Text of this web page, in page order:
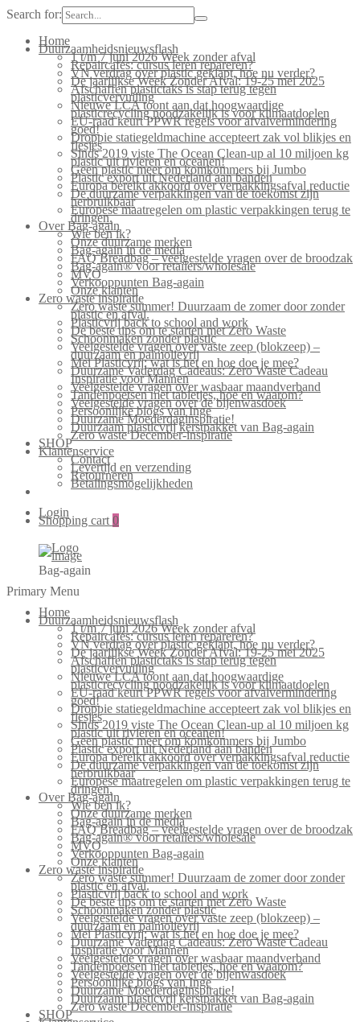
Search for:
Home
Duurzaamheidsnieuwsflash
1 t/m 7 juni 2026 Week zonder afval
Repaircafés: cursus leren repareren?
VN verdrag over plastic geklapt, hoe nu verder?
De jaarlijkse Week Zonder Afval: 19-25 mei 2025
Afschaffen plastictaks is stap terug tegen
plasticvervuiling
Nieuwe LCA toont aan dat hoogwaardige
plasticrecycling noodzakelijk is voor klimaatdoelen
EU-raad keurt PPWR regels voor afvalvermindering
goed!
Droppie statiegeldmachine accepteert zak vol blikjes en
flesjes
Sinds 2019 viste The Ocean Clean-up al 10 miljoen kg
plastic uit rivieren en oceanen!
Geen plastic meer om komkommers bij Jumbo
Plastic export uit Nederland aan banden
Europa bereikt akkoord over verpakkingsafval reductie
De duurzame verpakkingen van de toekomst zijn
herbruikbaar
Europese maatregelen om plastic verpakkingen terug te
dringen.
Over Bag-again
Wie ben ik?
Onze duurzame merken
Bag-again in de media
FAQ Breadbag – veelgestelde vragen over de broodzak
Bag-again® voor retailers/wholesale
MVO
Verkooppunten Bag-again
Onze klanten
Zero waste inspiratie
Zero waste summer! Duurzaam de zomer door zonder
plastic en afval.
Plasticvrij back to school and work
De beste tips om te starten met Zero Waste
Schoonmaken zonder plastic
Veelgestelde vragen over vaste zeep (blokzeep) –
duurzaam en palmolievrij
Mei Plasticvrij: wat is het en hoe doe je mee?
Duurzame Vaderdag Cadeaus: Zero Waste Cadeau
Inspiratie voor Mannen
Veelgestelde vragen over wasbaar maandverband
Tandenpoetsen met tabletjes, hoe en waarom?
Veelgestelde vragen over de bijenwasdoek
Persoonlijke blogs van Inge
Duurzame Moederdaginspiratie!
Duurzaam plasticvrij kerstpakket van Bag-again
Zero waste December-inspiratie
SHOP
Klantenservice
Contact
Levertijd en verzending
Retourneren
Betalingsmogelijkheden
Login
Shopping cart 0
Bag-again
Primary Menu
Home
Duurzaamheidsnieuwsflash
1 t/m 7 juni 2026 Week zonder afval
Repaircafés: cursus leren repareren?
VN verdrag over plastic geklapt, hoe nu verder?
De jaarlijkse Week Zonder Afval: 19-25 mei 2025
Afschaffen plastictaks is stap terug tegen
plasticvervuiling
Nieuwe LCA toont aan dat hoogwaardige
plasticrecycling noodzakelijk is voor klimaatdoelen
EU-raad keurt PPWR regels voor afvalvermindering
goed!
Droppie statiegeldmachine accepteert zak vol blikjes en
flesjes
Sinds 2019 viste The Ocean Clean-up al 10 miljoen kg
plastic uit rivieren en oceanen!
Geen plastic meer om komkommers bij Jumbo
Plastic export uit Nederland aan banden
Europa bereikt akkoord over verpakkingsafval reductie
De duurzame verpakkingen van de toekomst zijn
herbruikbaar
Europese maatregelen om plastic verpakkingen terug te
dringen.
Over Bag-again
Wie ben ik?
Onze duurzame merken
Bag-again in de media
FAQ Breadbag – veelgestelde vragen over de broodzak
Bag-again® voor retailers/wholesale
MVO
Verkooppunten Bag-again
Onze klanten
Zero waste inspiratie
Zero waste summer! Duurzaam de zomer door zonder
plastic en afval.
Plasticvrij back to school and work
De beste tips om te starten met Zero Waste
Schoonmaken zonder plastic
Veelgestelde vragen over vaste zeep (blokzeep) –
duurzaam en palmolievrij
Mei Plasticvrij: wat is het en hoe doe je mee?
Duurzame Vaderdag Cadeaus: Zero Waste Cadeau
Inspiratie voor Mannen
Veelgestelde vragen over wasbaar maandverband
Tandenpoetsen met tabletjes, hoe en waarom?
Veelgestelde vragen over de bijenwasdoek
Persoonlijke blogs van Inge
Duurzame Moederdaginspiratie!
Duurzaam plasticvrij kerstpakket van Bag-again
Zero waste December-inspiratie
SHOP